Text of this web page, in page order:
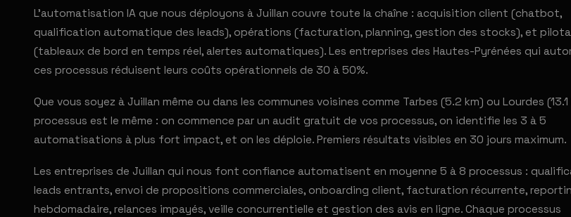
L'automatisation IA que nous déployons à Juillan couvre toute la chaîne : acquisition client (chatbot,
qualification automatique des leads), opérations (facturation, planning, gestion des stocks), et
(tableaux de bord en temps réel, alertes automatiques). Les entreprises des Hautes-Pyrénées qui
ces processus réduisent leurs coûts opérationnels de 30 à 50%.
Que vous soyez à Juillan même ou dans les communes voisines comme Tarbes (5.2 km) ou Lourdes (13.1
processus est le même : on commence par un audit gratuit de vos processus, on identifie les 3 à 5
automatisations à plus fort impact, et on les déploie. Premiers résultats visibles en 30 jours maximum.
Les entreprises de Juillan qui nous font confiance automatisent en moyenne 5 à 8 processus :
leads entrants, envoi de propositions commerciales, onboarding client, facturation récurrente,
hebdomadaire, relances impayés, veille concurrentielle et gestion des avis en ligne. Chaque processus